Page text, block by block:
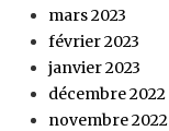
mars 2023
février 2023
janvier 2023
décembre 2022
novembre 2022